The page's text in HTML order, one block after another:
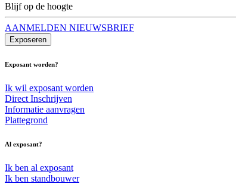
Blijf op de hoogte
AANMELDEN NIEUWSBRIEF
Exposeren
Exposant worden?
Ik wil exposant worden
Direct Inschrijven
Informatie aanvragen
Plattegrond
Al exposant?
Ik ben al exposant
Ik ben standbouwer